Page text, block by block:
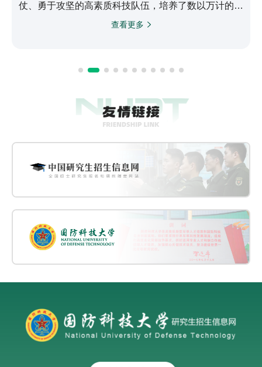
仗、勇于攻坚的高素质科技队伍，培养了数以万计的信
息化领域骨干人才，取得了以银河/天河系列高性能计
界领先行列的综合实力。二、历史沿革学院起步于
1971年成立计算机…
查看更多